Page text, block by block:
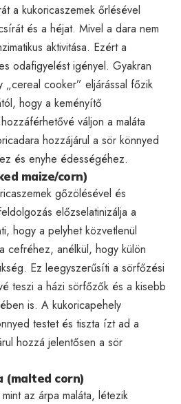
a kukoricaszemek őrlésével
és a héjat. Mivel a dara nem
aktivitása. Ezért a
odafigyelést igényel. Gyakran
„cereal cooker” eljárással főzik
hogy a keményítő
váljon a maláta
hozzájárul a sör könnyed
és enyhe édességéhez.
maize/corn)
gőzölésével és
előzselatinizálja a
hogy a pelyhet közvetlenül
cefréhez, anélkül, hogy külön
Ez leegyszerűsíti a sörfőzési
teszi a házi sörfőzők és a kisebb
is. A kukoricapehely
testet és tiszta ízt ad a
hozzá jelentősen a sör
(malted corn)
az árpa maláta, létezik